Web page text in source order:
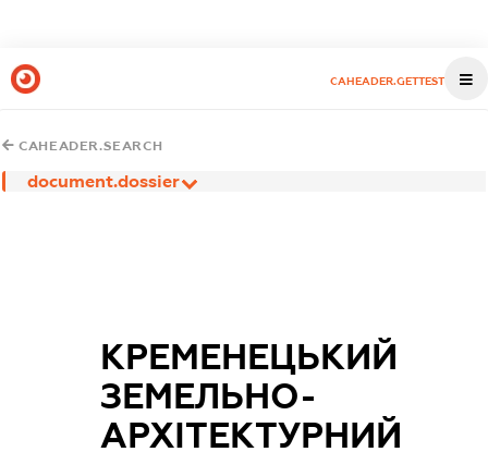
CAHEADER.GETTEST
CAHEADER.SEARCH
document.dossier
КРЕМЕНЕЦЬКИЙ
ЗЕМЕЛЬНО-
АРХІТЕКТУРНИЙ